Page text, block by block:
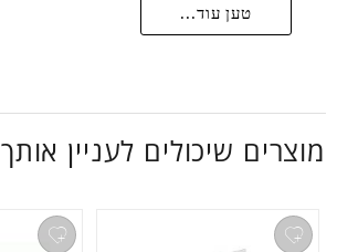
טען עוד...
מוצרים שיכולים לעניין אותך